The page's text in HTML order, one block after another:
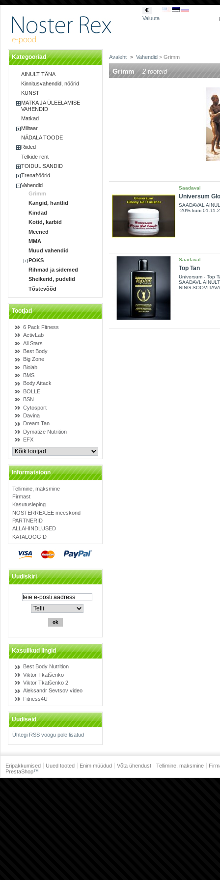
€
Valuuta
Kategooriad
AINULT TÄNA
Kinnitusvahendid, nöörid
KUNST
MATKA JA ÜLEELAMISE
VAHENDID
Matkad
Militaar
NÄDALA TOODE
Riided
Telkide rent
TOIDULISANDID
Trenažöörid
Vahendid
Grimm
Kangid, hantlid
Kindad
Kotid, karbid
Meened
MMA
Muud vahendid
POKS
Rihmad ja sidemed
Sheikerid, pudelid
Tõstevõõd
Tootjad
6 Pack Fitness
ActivLab
All Stars
Best Body
Big Zone
Biolab
BMS
Body Attack
BOLLE
BSN
Cytosport
Davina
Dream Tan
Dymatize Nutrition
EFX
Informatsioon
Tellimine, maksmine
Firmast
Kasutusleping
NOSTERREX.EE meeskond
PARTNERID
ALLAHINDLUSED
KATALOOGID
Uudiskiri
Kasulikud lingid
Best Body Nutrition
Viktor Tkatšenko
Viktor Tkatšenko 2
Aleksandr Sevtsov video
Fitness4U
Uudiseid
Ühtegi RSS voogu pole lisatud
Avaleht > Vahendid > Grimm
Grimm 2 tooteid
Saadaval
Universum
SAADAVAL
-20% kuni
Saadaval
Top Tan
Universum - Top
SAADAVL
NING
Eripakkumised Uued tooted Enim müüdud Võta ühendust Tellimine, maksmine
PrestaShop™